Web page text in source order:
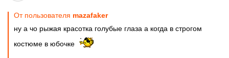
От пользователя mazafaker
ну а чо рыжая красотка голубые глаза а когда в строгом
костюме в юбочке